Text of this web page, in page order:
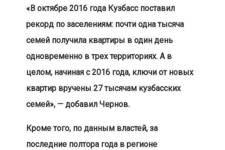
«В октябре 2016 года Кузбасс поставил
рекорд по заселениям: почти одна тысяча
семей получила квартиры в один день
одновременно в трех территориях. А в
целом, начиная с 2016 года, ключи от новых
квартир вручены 27 тысячам кузбасских
семей», — добавил Чернов.
Кроме того, по данным властей, за
последние полтора года в регионе